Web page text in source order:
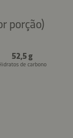
porção)
52,5 g
de carbono